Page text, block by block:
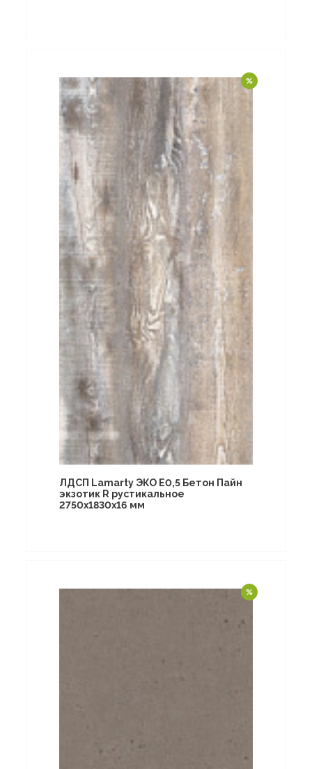
ЛДСП Lamarty ЭКО E0,5 Бетон Пайн
экзотик R рустикальное
2750х1830х16 мм